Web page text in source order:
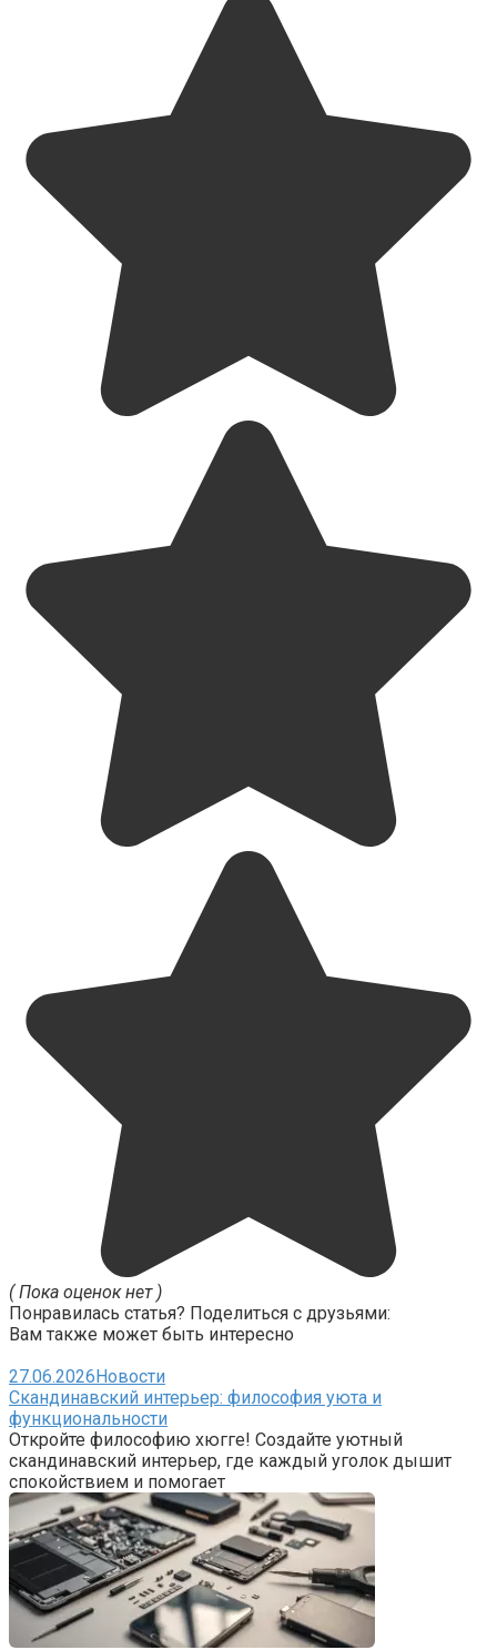
( Пока оценок нет )
Понравилась статья? Поделиться с друзьями:
Вам также может быть интересно
27.06.2026Новости
Скандинавский интерьер: философия уюта и
функциональности
Откройте философию хюгге! Создайте уютный
скандинавский интерьер, где каждый уголок дышит
спокойствием и помогает